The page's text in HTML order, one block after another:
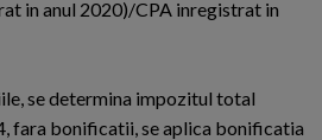
in anul 2020)/CPA inregistrat in
se determina impozitul total
fara bonificatii, se aplica bonificatia